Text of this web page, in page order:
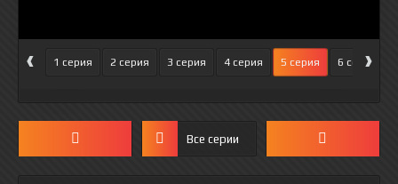
‹ 1 серия 2 серия 3 серия 4 серия 5 серия 6 серия
›
Все серии